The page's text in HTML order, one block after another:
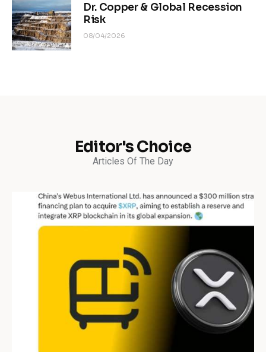
Dr. Copper & Global Recession
Risk
08/04/2026
Editor's Choice
Articles Of The Day